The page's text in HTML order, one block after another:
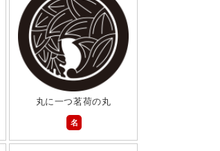
丸に一つ茗荷の丸
名